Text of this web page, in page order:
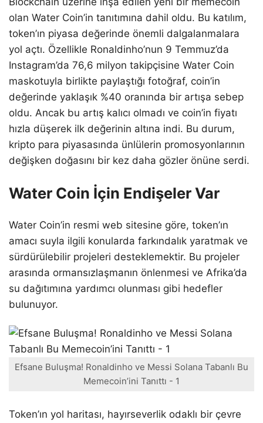
olan Water Coin’in tanıtımına dahil oldu. Bu katılım,
token’ın piyasa değerinde önemli dalgalanmalara
yol açtı. Özellikle Ronaldinho’nun 9 Temmuz’da
Instagram’da 76,6 milyon takipçisine Water Coin
maskotuyla birlikte paylaştığı fotoğraf, coin’in
değerinde yaklaşık %40 oranında bir artışa sebep
oldu. Ancak bu artış kalıcı olmadı ve coin’in fiyatı
hızla düşerek ilk değerinin altına indi. Bu durum,
kripto para piyasasında ünlülerin promosyonlarının
değişken doğasını bir kez daha gözler önüne serdi.
Water Coin İçin Endişeler Var
Water Coin’in resmi web sitesine göre, token’ın
amacı suyla ilgili konularda farkındalık yaratmak ve
sürdürülebilir projeleri desteklemektir. Bu projeler
arasında ormansızlaşmanın önlenmesi ve Afrika’da
su dağıtımına yardımcı olunması gibi hedefler
bulunuyor.
Efsane Buluşma! Ronaldinho ve Messi Solana Tabanlı Bu
Memecoin’ini Tanıttı - 1
Token’ın yol haritası, hayırseverlik odaklı bir çevre